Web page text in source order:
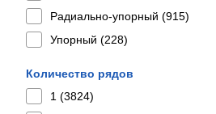
Радиально-упорный (915)
Упорный (228)
Количество рядов
1 (3824)